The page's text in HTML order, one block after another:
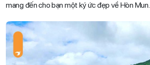
mang đến cho bạn một ký ức đẹp về Hòn Mun.